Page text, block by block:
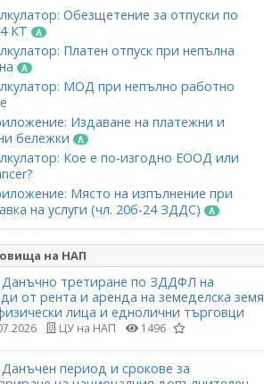
Обезщетение за отпуски по
КТ
Платен отпуск при непълна
МОД при непълно работно
Издаване на платежни и
бележки
Кое е по-изгодно ЕООД или
Място на изпълнение при
на услуги (чл. 20б-24 ЗДДС)
на НАП
третиране по ЗДДФЛ на
от рента и аренда на земеделска земя
лица и еднолични търговци
ЦУ на НАП 1496
период и срокове за